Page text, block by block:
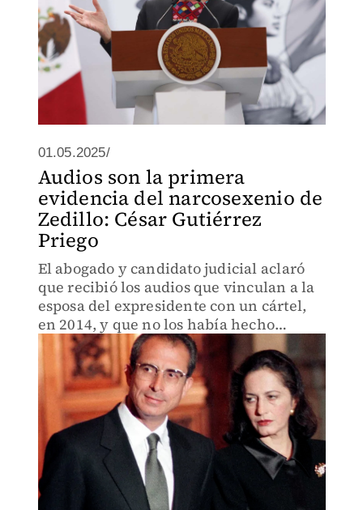
01.05.2025/
Audios son la primera
evidencia del narcosexenio de
Zedillo: César Gutiérrez
Priego
El abogado y candidato judicial aclaró
que recibió los audios que vinculan a la
esposa del expresidente con un cártel,
en 2014, y que no los había hecho
públicos porque fue torturado y
secuestrado.